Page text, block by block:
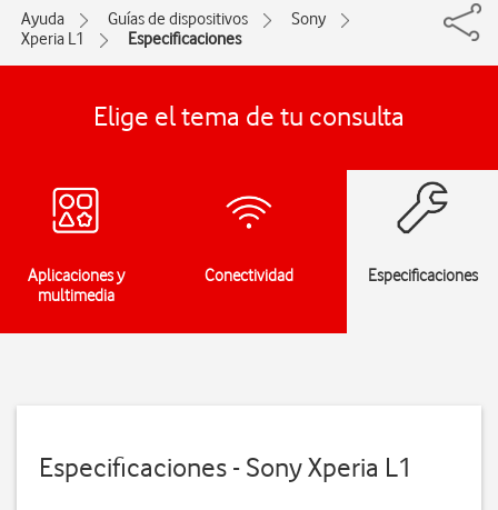
Ayuda Guías de dispositivos
Sony
Xperia L1
Especificaciones
Elige el tema de tu consulta
Aplicaciones y
multimedia
Conectividad Especificaciones
Especificaciones - Sony Xperia L1